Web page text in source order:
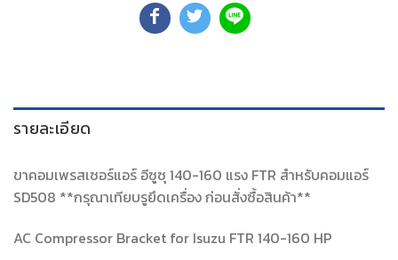
รายละเอียด
ขาคอมเพรสเซอร์แอร์ อีซูซุ 140-160 แรง FTR สำหรับคอมแอร์
SD508 **กรุณาเทียบรูยึดเครื่อง ก่อนสั่งซื้อสินค้า**
AC Compressor Bracket for Isuzu FTR 140-160 HP